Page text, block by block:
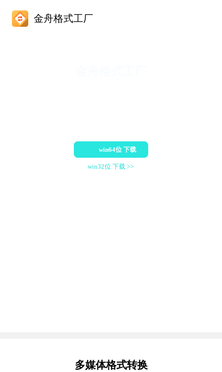
金舟格式工厂
win64位 下载
win32位 下载 >>
多媒体格式转换